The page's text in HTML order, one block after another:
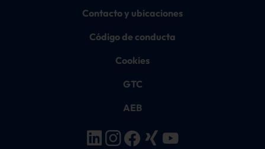
Contacto y ubicaciones
Código de conducta
Cookies
GTC
AEB